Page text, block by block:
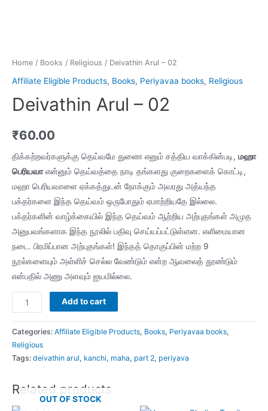
Home / Books / Religious / Deivathin Arul – 02
Affiliate Eligible Products, Books, Periyavaa books, Religious
Deivathin Arul – 02
₹60.00
திக்கற்றவர்களுக்கு தெய்வமே துணை எனும் சத்திய வாக்கின்படி, மஹா
பெரியவாஎன்னும் தெய்வத்தை நாடி தங்களது குறைகளைக் கொட்டி,
மஹா பெரியவாளை ஏக்கத்துடன் நோக்கும் அவரது அத்யந்த
பக்தர்களை இந்த தெய்வம் ஒருபோதும் ஏமாற்றியதே இல்லை.
பக்தர்களின் வாழ்க்கையில் இந்த தெய்வம் ஆற்றிய அற்புதங்கள் அமுத
அனுபவங்களாக இந்த நூலில் பதிவு செய்யப்பட்டுள்ளன. எளிமையான
நடை. பிரமிப்பான அற்புதங்கள்! இந்தத் தொகுப்பின் மற்ற 9
நூல்களையும் அள்ளிச் செல்ல வேண்டும் என்ற ஆவலைத் தூண்டும்
என்பதில் அணு அளவும் ஐயமில்லை.
Deivathin
Arul
-
02
quantity
Add to cart
Categories: Affiliate Eligible Products, Books, Periyavaa books,
Religious
Tags: deivathin arul, kanchi, maha, part 2, periyava
Related products
OUT OF STOCK